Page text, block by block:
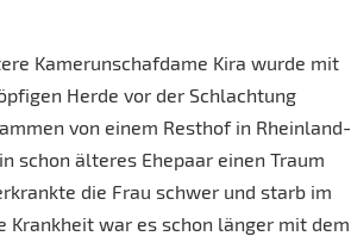
Kamerunschafdame Kira wurde mit
Herde vor der Schlachtung
von einem Resthof in Rheinland-
schon älteres Ehepaar einen Traum
die Frau schwer und starb im
Krankheit war es schon länger mit dem